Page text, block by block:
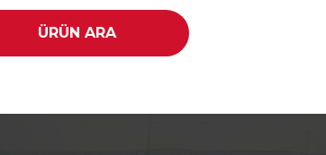
ÜRÜN ARA